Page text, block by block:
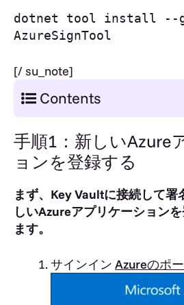
dotnet tool install --
AzureSignTool
[/ su_note]
Contents
手順1：新しいAzure
ョンを登録する
まず、Key Vaultに接続して署
しいAzureアプリケーション
ます。
サインイン Azureのポ